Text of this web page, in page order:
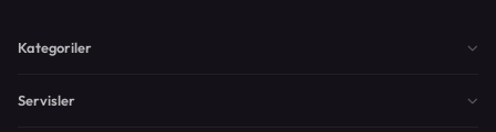
Kategoriler
Servisler